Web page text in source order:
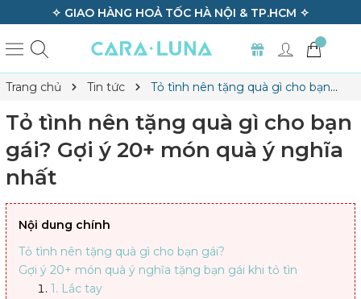
✧ GIAO HÀNG HOẢ TỐC HÀ NỘI & TP.HCM ✧
Trang chủ Tin tức
Tỏ tình nên tặng quà gì cho bạn
Tỏ tình nên tặng quà gì cho bạn
gái? Gợi ý 20+ món quà ý nghĩa
nhất
Nội dung chính
Tỏ tình nên tặng quà gì cho bạn gái?
Gợi ý 20+ món quà ý nghĩa tặng bạn gái khi tỏ tìn
1. Lắc tay